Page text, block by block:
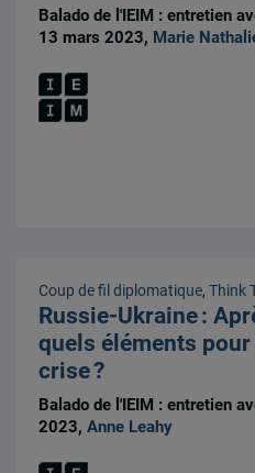
Balado de l'IEIM : entretien
13 mars 2023, Marie
Coup de fil diplomatique,Think
Russie-Ukraine :
quels éléments
crise ?
Balado de l'IEIM : entretien
2023,Anne Leahy